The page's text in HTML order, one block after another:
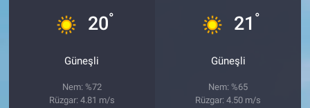
20°
Güneşli
Nem: %72
Rüzgar: 4.81 m/s
21 °
Güneşli
Nem: %65
Rüzgar: 4.50 m/s